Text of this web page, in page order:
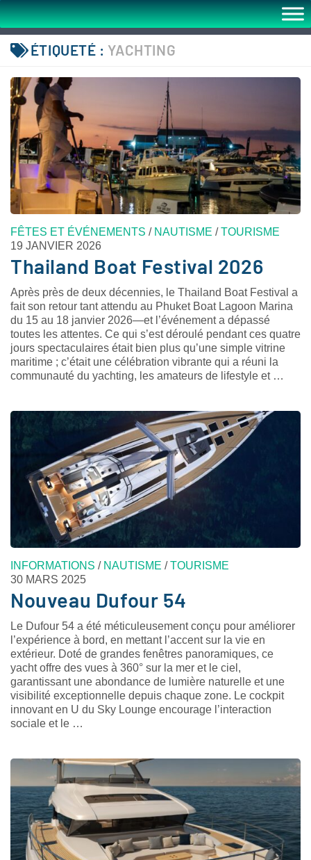
ÉTIQUETÉ : YACHTING
FÊTES ET ÉVÉNEMENTS / NAUTISME /TOURISME
19 JANVIER 2026
Thailand Boat Festival 2026
Après près de deux décennies, le Thailand Boat Festival a
fait son retour tant attendu au Phuket Boat Lagoon Marina
du 15 au 18 janvier 2026—et l’événement a dépassé
toutes les attentes. Ce qui s’est déroulé pendant ces quatre
jours spectaculaires était bien plus qu’une simple vitrine
maritime ; c’était une célébration vibrante qui a réuni la
communauté du yachting, les amateurs de lifestyle et …
INFORMATIONS / NAUTISME /TOURISME
30 MARS 2025
Nouveau Dufour 54
Le Dufour 54 a été méticuleusement conçu pour améliorer
l’expérience à bord, en mettant l’accent sur la vie en
extérieur. Doté de grandes fenêtres panoramiques, ce
yacht offre des vues à 360° sur la mer et le ciel,
garantissant une abondance de lumière naturelle et une
visibilité exceptionnelle depuis chaque zone. Le cockpit
innovant en U du Sky Lounge encourage l’interaction
sociale et le …